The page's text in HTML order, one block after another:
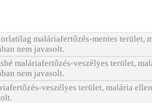
maláriafertőzés-mentes terület,
nem javasolt.
maláriafertőzés-veszélyes terület,
nem javasolt.
veszélyes terület, malária